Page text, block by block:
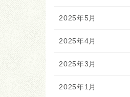
2025年5月
2025年4月
2025年3月
2025年1月